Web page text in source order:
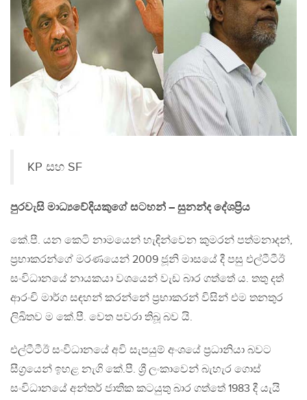
KP සහ SF
පුරවැසි මාධ්‍යවේදියකුගේ සටහන් – සුනන්ද දේශප්‍රිය
කේ.පී. යන කෙටි නාමයෙන් හැඳින්වෙන කුමරන් පත්මනාදන්,
ප්‍රභාකරන්ගේ මරණයෙන් 2009 ජූනි මාසයේ දී පසු එල්ටීටීඊ
සංවිධානයේ නායකයා වශයෙන් වැඩ බාර ගත්තේ ය. තතු දත්
ආරංචි මාර්ග සඳහන් කරන්නේ ප්‍රභාකරන් විසින් එම තනතුර
ලිඛිතව ම කේ.පී. වෙත පවරා තිබූ බව යි.
එල්ටීටීඊ සංවිධානයේ අවි සැපයුම් අංශයේ ප්‍රධානියා බවට
සීග්‍රයෙන් ඉහළ නැගි කේ.පී. ශ්‍රී ලංකාවෙන් බැහැර ගොස්
සංවිධානයේ අන්තර් ජාතික කටයුතු බාර ගත්තේ 1983 දී යැයි